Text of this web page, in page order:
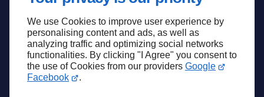
We use Cookies to improve user experience by
personalising content and ads, as well as
analyzing traffic and optimizing social networks
functionalities. By clicking "I Agree" you consent to
the use of Cookies from our providers Google
Facebook
.
Haut de page